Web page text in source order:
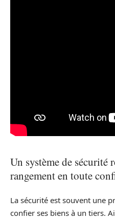
Un système de sécurité
rangement en toute
La sécurité est souvent une
confier ses biens à un tiers.